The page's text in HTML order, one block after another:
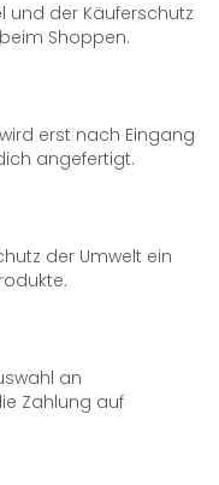
und der Käuferschutz
Shoppen.
erst nach Eingang
angefertigt.
der Umwelt ein
an
Zahlung auf